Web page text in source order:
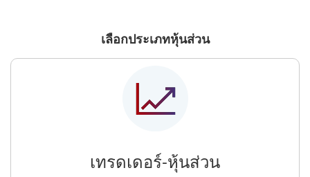
เลือกประเภทหุ้นส่วน
เทรดเดอร์-หุ้นส่วน